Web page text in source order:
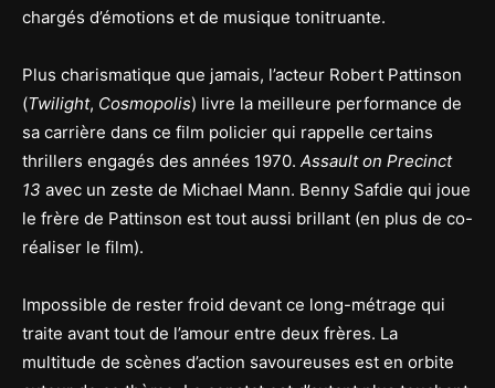
chargés d’émotions et de musique tonitruante.
Plus charismatique que jamais, l’acteur Robert Pattinson
(Twilight, Cosmopolis) livre la meilleure performance de
sa carrière dans ce film policier qui rappelle certains
thrillers engagés des années 1970. Assault on Precinct
13 avec un zeste de Michael Mann. Benny Safdie qui joue
le frère de Pattinson est tout aussi brillant (en plus de co-
réaliser le film).
Impossible de rester froid devant ce long-métrage qui
traite avant tout de l’amour entre deux frères. La
multitude de scènes d’action savoureuses est en orbite